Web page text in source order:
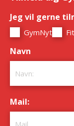
Jeg vil gerne
GymNyt
Navn
Mail: